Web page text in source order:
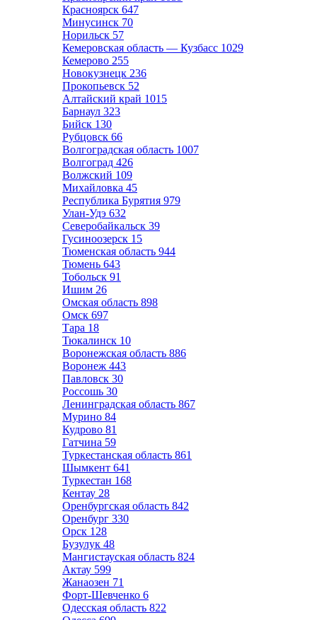
Красноярск 647
Минусинск 70
Норильск 57
Кемеровская область — Кузбасс 1029
Кемерово 255
Новокузнецк 236
Прокопьевск 52
Алтайский край 1015
Барнаул 323
Бийск 130
Рубцовск 66
Волгоградская область 1007
Волгоград 426
Волжский 109
Михайловка 45
Республика Бурятия 979
Улан-Удэ 632
Северобайкальск 39
Гусиноозерск 15
Тюменская область 944
Тюмень 643
Тобольск 91
Ишим 26
Омская область 898
Омск 697
Тара 18
Тюкалинск 10
Воронежская область 886
Воронеж 443
Павловск 30
Россошь 30
Ленинградская область 867
Мурино 84
Кудрово 81
Гатчина 59
Туркестанская область 861
Шымкент 641
Туркестан 168
Кентау 28
Оренбургская область 842
Оренбург 330
Орск 128
Бузулук 48
Мангистауская область 824
Актау 599
Жанаозен 71
Форт-Шевченко 6
Одесская область 822